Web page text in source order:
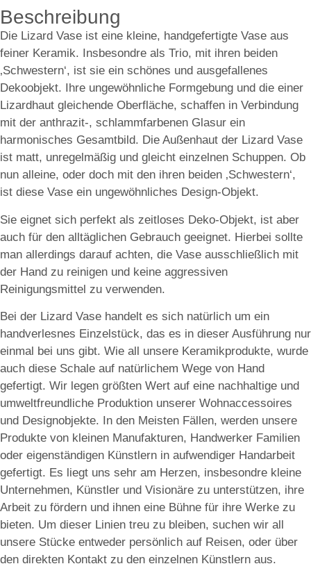
Beschreibung
Die Lizard Vase ist eine kleine, handgefertigte Vase aus
feiner Keramik. Insbesondre als Trio, mit ihren beiden
‚Schwestern‘, ist sie ein schönes und ausgefallenes
Dekoobjekt. Ihre ungewöhnliche Formgebung und die einer
Lizardhaut gleichende Oberfläche, schaffen in Verbindung
mit der anthrazit-, schlammfarbenen Glasur ein
harmonisches Gesamtbild. Die Außenhaut der Lizard Vase
ist matt, unregelmäßig und gleicht einzelnen Schuppen. Ob
nun alleine, oder doch mit den ihren beiden ‚Schwestern‘,
ist diese Vase ein ungewöhnliches Design-Objekt.
Sie eignet sich perfekt als zeitloses Deko-Objekt, ist aber
auch für den alltäglichen Gebrauch geeignet. Hierbei sollte
man allerdings darauf achten, die Vase ausschließlich mit
der Hand zu reinigen und keine aggressiven
Reinigungsmittel zu verwenden.
Bei der Lizard Vase handelt es sich natürlich um ein
handverlesnes Einzelstück, das es in dieser Ausführung nur
einmal bei uns gibt. Wie all unsere Keramikprodukte, wurde
auch diese Schale auf natürlichem Wege von Hand
gefertigt. Wir legen größten Wert auf eine nachhaltige und
umweltfreundliche Produktion unserer Wohnaccessoires
und Designobjekte. In den Meisten Fällen, werden unsere
Produkte von kleinen Manufakturen, Handwerker Familien
oder eigenständigen Künstlern in aufwendiger Handarbeit
gefertigt. Es liegt uns sehr am Herzen, insbesondre kleine
Unternehmen, Künstler und Visionäre zu unterstützen, ihre
Arbeit zu fördern und ihnen eine Bühne für ihre Werke zu
bieten. Um dieser Linien treu zu bleiben, suchen wir all
unsere Stücke entweder persönlich auf Reisen, oder über
den direkten Kontakt zu den einzelnen Künstlern aus.